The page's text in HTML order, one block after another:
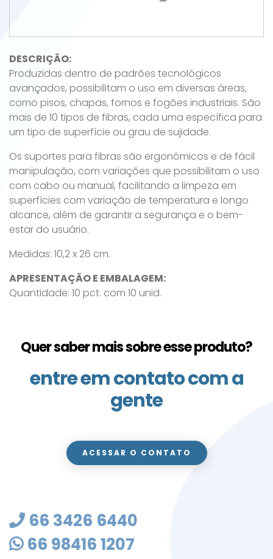
DESCRIÇÃO:
Produzidas dentro de padrões tecnológicos
avançados, possibilitam o uso em diversas áreas,
como pisos, chapas, fornos e fogões industriais. São
mais de 10 tipos de fibras, cada uma específica para
um tipo de superfície ou grau de sujidade.
Os suportes para fibras são ergonômicos e de fácil
manipulação, com variações que possibilitam o uso
com cabo ou manual, facilitando a limpeza em
superfícies com variação de temperatura e longo
alcance, além de garantir a segurança e o bem-
estar do usuário.
Medidas: 10,2 x 26 cm.
APRESENTAÇÃO E EMBALAGEM:
Quantidade: 10 pct. com 10 unid.
Quer saber mais sobre esse produto?
entre em contato com a
gente
ACESSAR O CONTATO
66 3426 6440
66 98416 1207